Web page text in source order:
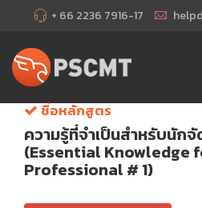
+ 66 2236 7916-17
ชื่อหลักสูตร
ความรู้ที่จำเป็นสำหรับนัก
(Essential Knowledge
Professional # 1)